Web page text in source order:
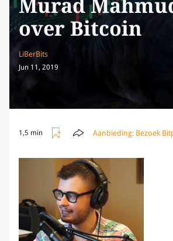
Murad
over Bitcoin
LiBerBits
Jun 11, 2019
1,5 min Aanbieding: Bezoek